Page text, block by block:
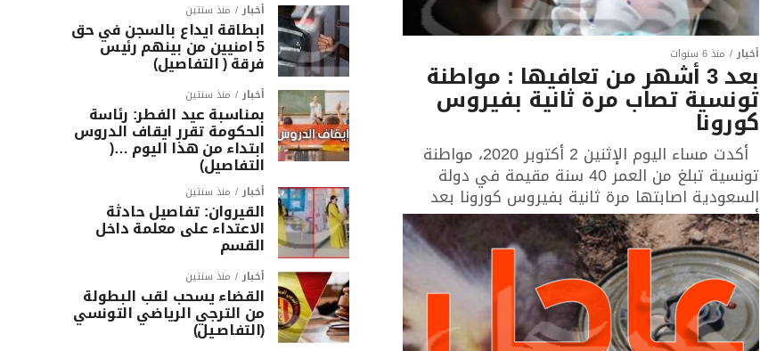
أخبار منذ 6 سنوات
بعد 3 أشهر من تعافيها : مواطنة
تونسية تصاب مرة ثانية بفيروس
كورونا
أكدت مساء اليوم الإثنين 2 أكتوبر 2020، مواطنة
تونسية تبلغ من العمر 40 سنة مقيمة في دولة
السعودية اصابتها مرة ثانية بفيروس كورونا بعد
أن...
أخبار منذ سنتين
ابطاقة ايداع بالسجن في حق
5 امنيين من بينهم رئيس
فرقة ( التفاصيل)
أخبار منذ سنتين
بمناسبة عيد الفطر: رئاسة
الحكومة تقرر ايقاف الدروس
ابتداء من هذا اليوم …(
التفاصيل)
أخبار منذ سنتين
القيروان: تفاصيل حادثة
الاعتداء على معلمة داخل
القسم
أخبار منذ سنتين
القضاء يسحب لقب البطولة
من الترجي الرياضي التونسي
(التفاصـيل)